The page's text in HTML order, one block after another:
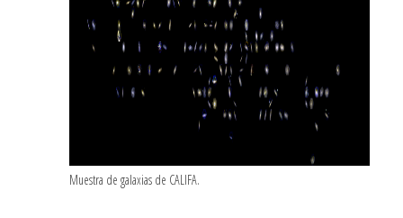
Muestra de galaxias de CALIFA.